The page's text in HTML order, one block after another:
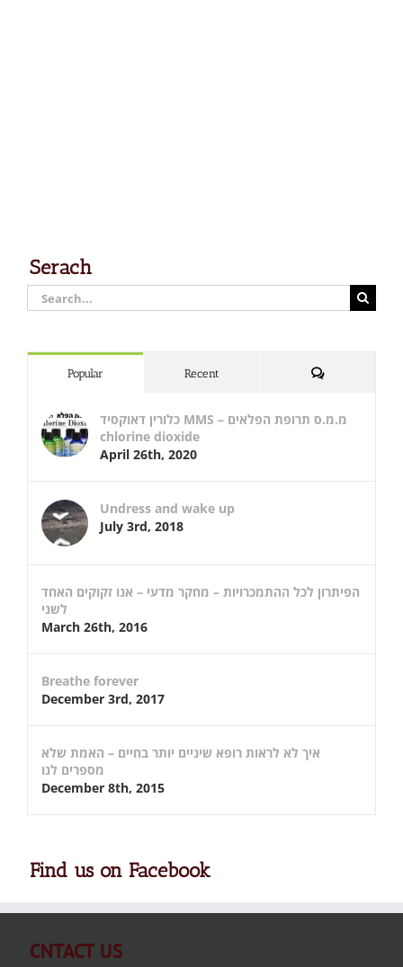
Serach
Search
for:
Popular Recent Comments
כלורין דאוקסיד MMS – מ.מ.ס תרופת הפלאים
chlorine dioxide
April 26th, 2020
Undress and wake up
July 3rd, 2018
הפיתרון לכל ההתמכרויות – מחקר מדעי – אנו זקוקים האחד
לשני
March 26th, 2016
Breathe forever
December 3rd, 2017
איך לא לראות רופא שיניים יותר בחיים – האמת שלא
מספרים לנו
December 8th, 2015
Find us on Facebook
CNTACT US